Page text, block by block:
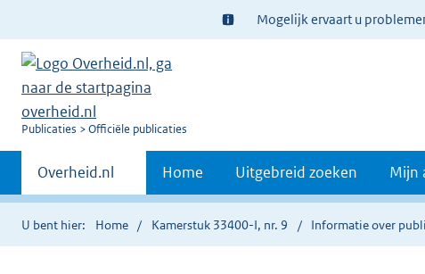
Ter
informatie:
Mogelijk ervaart u
U
Publicaties Officiële publicaties
Primaire
navigatie
Andere
sites
binnen
Overheid.nl Home Uitgebreid zoeken Mijn
U bent hier: Home Kamerstuk 33400-I, nr. 9 Informatie over